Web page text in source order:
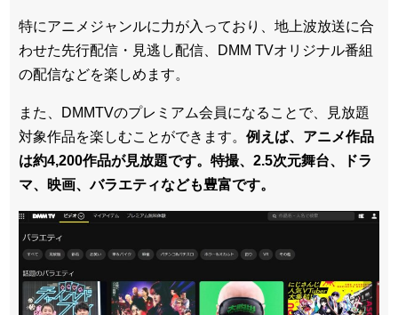
特にアニメジャンルに力が入っており、地上波放送に合
わせた先行配信・見逃し配信、DMM TVオリジナル番組
の配信などを楽しめます。
また、DMMTVのプレミアム会員になることで、見放題
対象作品を楽しむことができます。 例えば、アニメ作品
は約4,200作品が見放題です。特撮、2.5次元舞台、ドラ
マ、映画、バラエティなども豊富です。